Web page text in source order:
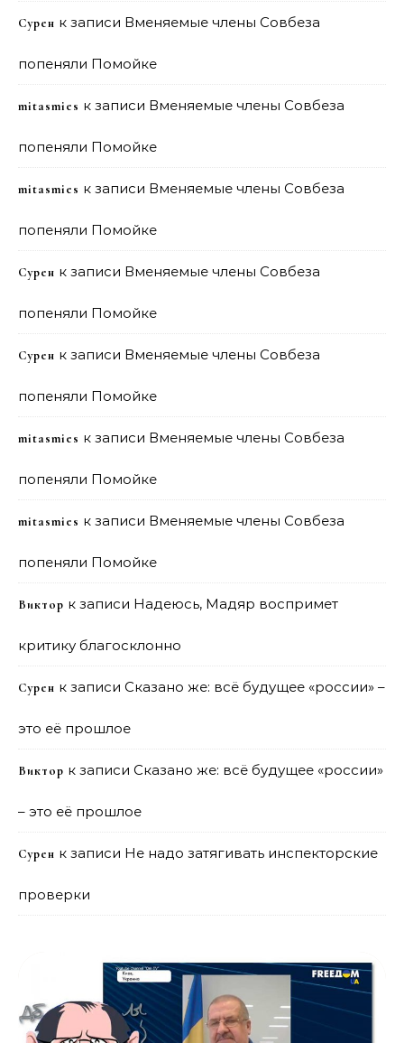
Сурен к записи Вменяемые члены Совбеза
попеняли Помойке
mitasmies к записи Вменяемые члены Совбеза
попеняли Помойке
mitasmies к записи Вменяемые члены Совбеза
попеняли Помойке
Сурен к записи Вменяемые члены Совбеза
попеняли Помойке
Сурен к записи Вменяемые члены Совбеза
попеняли Помойке
mitasmies к записи Вменяемые члены Совбеза
попеняли Помойке
mitasmies к записи Вменяемые члены Совбеза
попеняли Помойке
Виктор к записи Надеюсь, Мадяр воспримет
критику благосклонно
Сурен к записи Сказано же: всё будущее «россии» –
это её прошлое
Виктор к записи Сказано же: всё будущее «россии»
– это её прошлое
Сурен к записи Не надо затягивать инспекторские
проверки